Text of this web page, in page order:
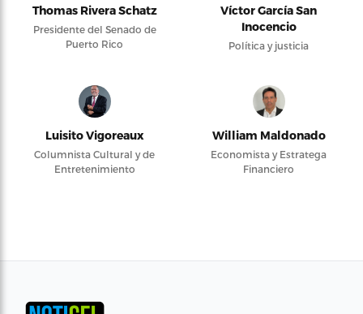
Thomas Rivera Schatz
Presidente del Senado de
Puerto Rico
Víctor García San
Inocencio
Política y justicia
Luisito Vigoreaux
Columnista Cultural y de
Entretenimiento
William Maldonado
Economista y Estratega
Financiero